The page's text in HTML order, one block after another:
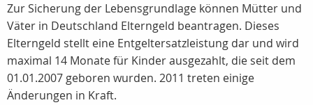
Zur Sicherung der Lebensgrundlage können Mütter und
Väter in Deutschland Elterngeld beantragen. Dieses
Elterngeld stellt eine Entgeltersatzleistung dar und wird
maximal 14 Monate für Kinder ausgezahlt, die seit dem
01.01.2007 geboren wurden. 2011 treten einige
Änderungen in Kraft.